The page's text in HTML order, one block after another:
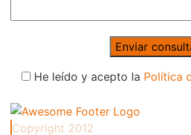
He leído y acepto la Política
Copyright 2012